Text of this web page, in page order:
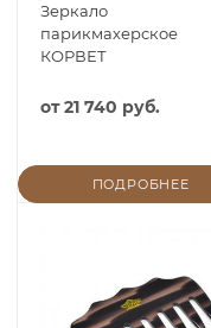
Зеркало
парикмахерское
КОРВЕТ
от21 740 руб.
ПОДРОБНЕЕ